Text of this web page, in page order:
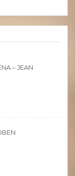
– JEAN